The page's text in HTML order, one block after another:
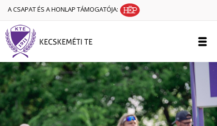
A CSAPAT ÉS A HONLAP TÁMOGATÓJA: